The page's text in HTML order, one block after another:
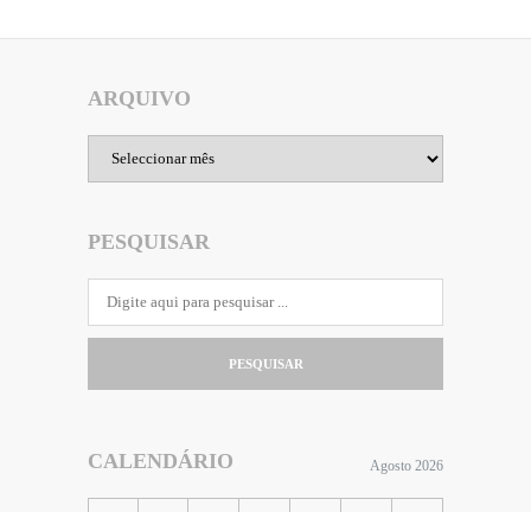
ARQUIVO
PESQUISAR
PESQUISAR
CALENDÁRIO Agosto 2026